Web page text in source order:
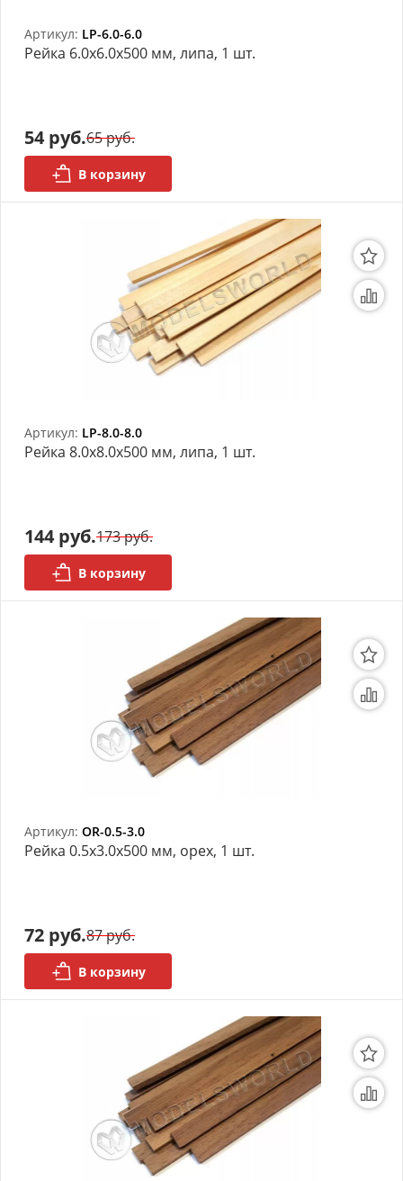
Артикул: LP-6.0-6.0
Рейка 6.0х6.0x500 мм, липа, 1 шт.
54 руб.65 руб.
В корзину
Артикул: LP-8.0-8.0
Рейка 8.0х8.0x500 мм, липа, 1 шт.
144 руб.173 руб.
В корзину
Артикул: OR-0.5-3.0
Рейка 0.5х3.0x500 мм, орех, 1 шт.
72 руб.87 руб.
В корзину